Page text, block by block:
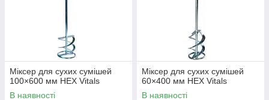
Міксер для сухих сумішей
100×600 мм HEX Vitals
В наявності
Міксер для сухих сумішей
60×400 мм HEX Vitals
В наявності